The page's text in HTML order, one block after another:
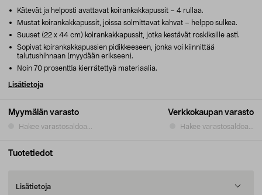
Myymälän varasto
Hakee varastosaldoa...
Verkkokaupan varasto
Hakee varastosaldoa...
Kätevät ja helposti avattavat koirankakkapussit – 4 rullaa.
Mustat koirankakkapussit, joissa solmittavat kahvat – helppo sulkea.
Suuset (22 x 44 cm) koirankakkapussit, jotka kestävät roskiksille asti.
Sopivat koirankakkapussien pidikkeeseen, jonka voi kiinnittää
talutushihnaan (myydään erikseen).
Noin 70 prosenttia kierrätettyä materiaalia.
Lisätietoja
Tuotetiedot
Lisätietoja